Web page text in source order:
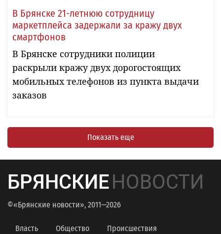
В Брянске 21-летнюю сотрудницу
маркетплейса задержали за кражу двух
смартфонов
В Брянске сотрудники полиции
раскрыли кражу двух дорогостоящих
мобильных телефонов из пункта выдачи
заказов
Показать еще
БРЯНСКИЕНОВОСТИ
©«Брянские новости», 2011—2026
Власть Общество Происшествия